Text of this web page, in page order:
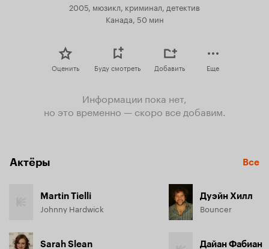
2005, мюзикл, криминал, детектив
Канада, 50 мин
Оценить Буду смотреть Добавить Еще
Информации пока нет,
но это временно — скоро все добавим.
Актёры Все
Martin Tielli
Johnny Hardwick
Sarah Slean
Дуэйн Хилл
Bouncer
Дайан Фабиан